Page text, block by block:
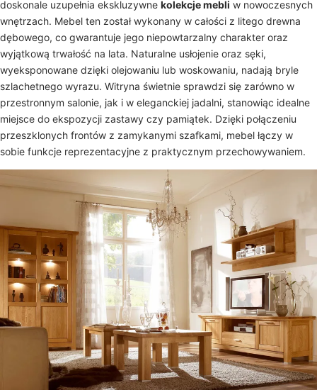
doskonale uzupełnia ekskluzywne kolekcje mebli w nowoczesnych
wnętrzach. Mebel ten został wykonany w całości z litego drewna
dębowego, co gwarantuje jego niepowtarzalny charakter oraz
wyjątkową trwałość na lata. Naturalne usłojenie oraz sęki,
wyeksponowane dzięki olejowaniu lub woskowaniu, nadają bryle
szlachetnego wyrazu. Witryna świetnie sprawdzi się zarówno w
przestronnym salonie, jak i w eleganckiej jadalni, stanowiąc idealne
miejsce do ekspozycji zastawy czy pamiątek. Dzięki połączeniu
przeszklonych frontów z zamykanymi szafkami, mebel łączy w
sobie funkcje reprezentacyjne z praktycznym przechowywaniem.